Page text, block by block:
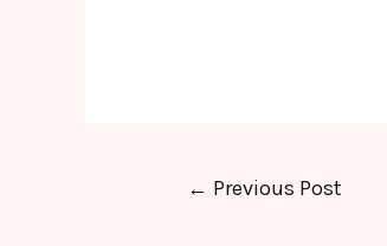
← Previous Post